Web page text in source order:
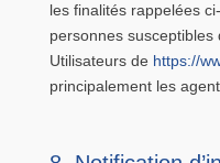
les finalités rappelées
personnes susceptibles
Utilisateurs de https://
principalement les